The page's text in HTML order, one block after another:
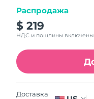
Распродажа
$ 219
НДС и пошлины включены
Доставка